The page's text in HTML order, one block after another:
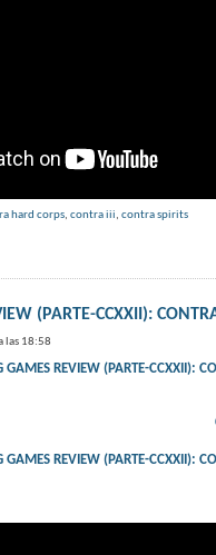
hard corps, contra iii, contra spirits
(PARTE-CCXXII):
las 18:58
GAMES REVIEW (PARTE-
GAMES REVIEW (PARTE-